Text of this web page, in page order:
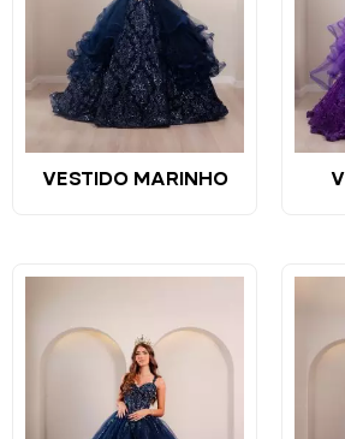
VESTIDO MARINHO